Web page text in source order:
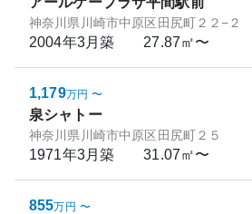
神奈川県川崎市中原区田尻町２２−２
2004年3月築 27.87㎡〜
1,179万円 〜
泉シャトー
神奈川県川崎市中原区田尻町２５
1971年3月築 31.07㎡〜
855万円 〜